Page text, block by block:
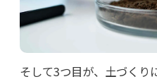
そして3つ目が、土づくり